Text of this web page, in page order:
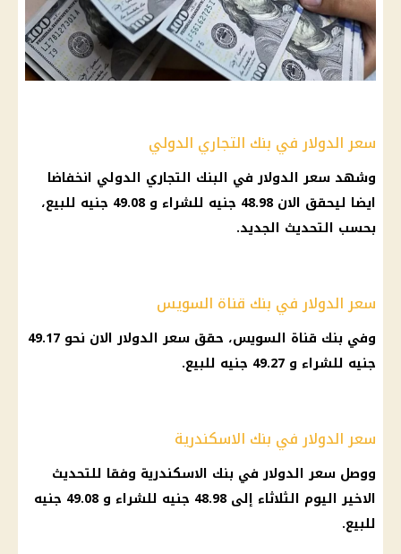
سعر الدولار في بنك التجاري الدولي
وشهد سعر الدولار في البنك التجاري الدولي انخفاضا
ايضا ليحقق الان 48.98 جنيه للشراء و 49.08 جنيه للبيع،
بحسب التحديث الجديد.
سعر الدولار في بنك قناة السويس
وفي بنك قناة السويس، حقق سعر الدولار الان نحو 49.17
جنيه للشراء و 49.27 جنيه للبيع.
سعر الدولار في بنك الاسكندرية
ووصل سعر الدولارفي بنك الاسكندرية وفقا للتحديث
الاخير اليوم الثلاثاء إلى 48.98 جنيه للشراء و 49.08 جنيه
للبيع.